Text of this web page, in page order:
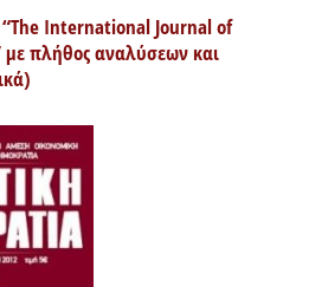
“The International Journal of
με πλήθος αναλύσεων και